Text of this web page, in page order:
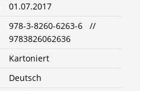
01.07.2017
978-3-8260-6263-6 //
9783826062636
Kartoniert
Deutsch